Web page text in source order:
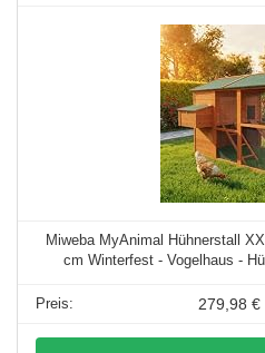
Miweba MyAnimal Hühnerstall
cm Winterfest - Vogelhaus -
279,98 €